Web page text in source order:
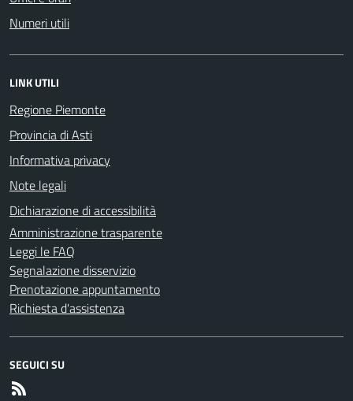
Numeri utili
LINK UTILI
Regione Piemonte
Provincia di Asti
Informativa privacy
Note legali
Dichiarazione di accessibilità
Amministrazione trasparente
Leggi le FAQ
Segnalazione disservizio
Prenotazione appuntamento
Richiesta d'assistenza
SEGUICI SU